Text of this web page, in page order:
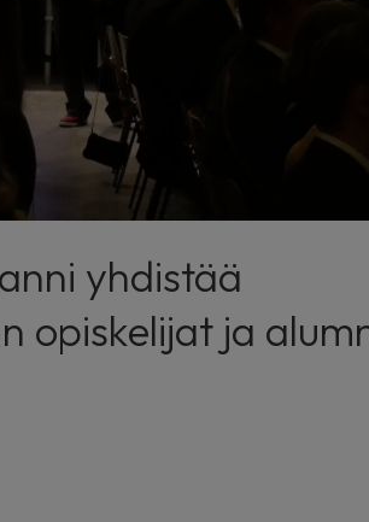
yhdistää
opiskelijat ja